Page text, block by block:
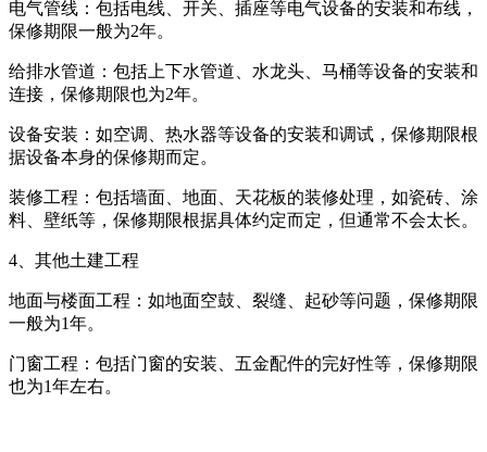
电气管线：包括电线、开关、插座等电气设备的安装和布线，
保修期限一般为2年。
给排水管道：包括上下水管道、水龙头、马桶等设备的安装和
连接，保修期限也为2年。
设备安装：如空调、热水器等设备的安装和调试，保修期限根
据设备本身的保修期而定。
装修工程：包括墙面、地面、天花板的装修处理，如瓷砖、涂
料、壁纸等，保修期限根据具体约定而定，但通常不会太长。
4、其他土建工程
地面与楼面工程：如地面空鼓、裂缝、起砂等问题，保修期限
一般为1年。
门窗工程：包括门窗的安装、五金配件的完好性等，保修期限
也为1年左右。